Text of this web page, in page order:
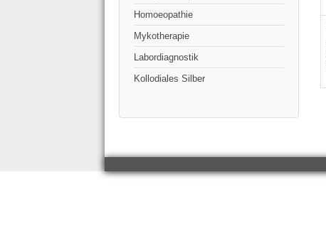
Homoeopathie
Mykotherapie
Labordiagnostik
Kollodiales Silber